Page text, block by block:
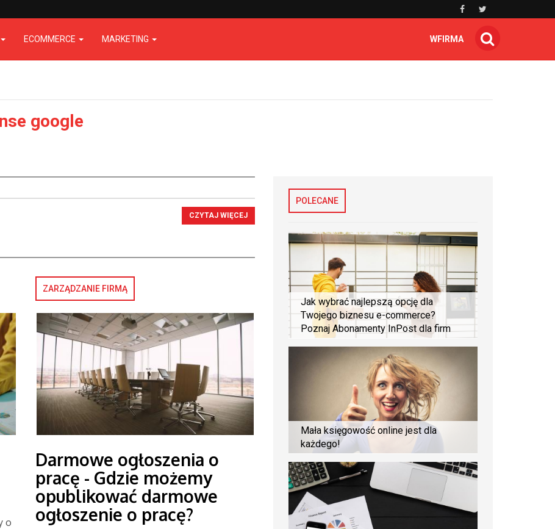
ECOMMERCE MARKETING WFIRMA
google
CZYTAJ WIĘCEJ
o
ZARZĄDZANIE FIRMĄ
Darmowe ogłoszenia o
pracę - Gdzie możemy
opublikować darmowe
ogłoszenie o pracę?
POLECANE
Jak wybrać najlepszą opcję dla
Twojego biznesu e-commerce?
Poznaj Abonamenty InPost dla firm
Mała księgowość online jest dla
każdego!